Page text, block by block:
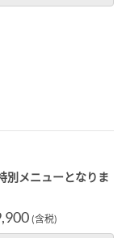
メニューとなりま
(含税)